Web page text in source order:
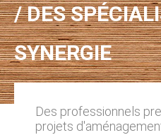
/ DES
SYNERGIE
Des professionnels
projets